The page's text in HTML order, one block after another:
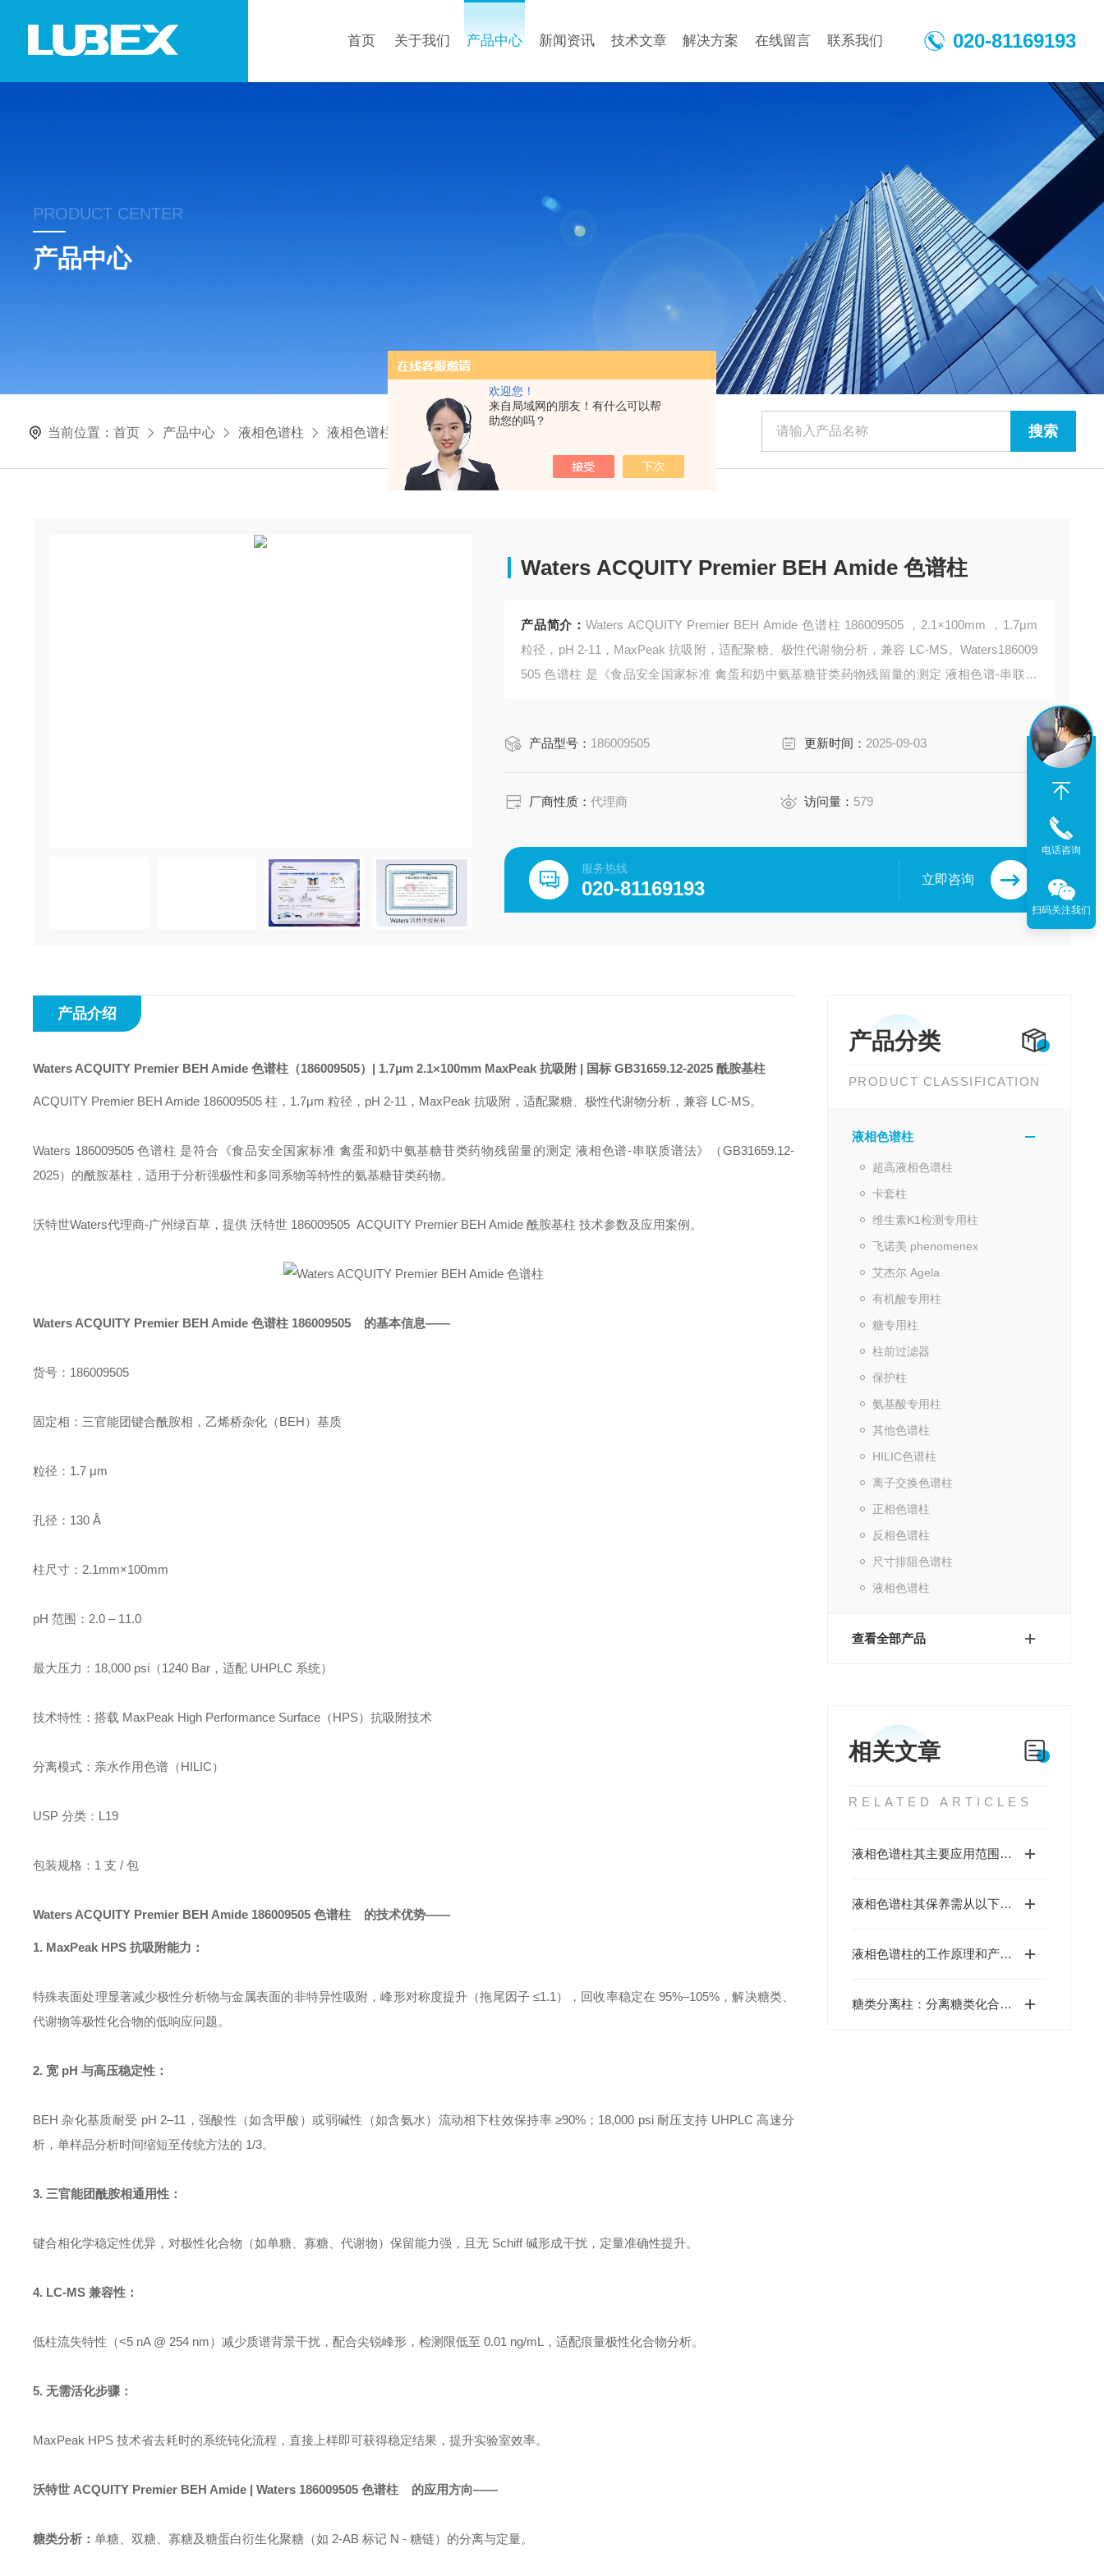
欢迎您！
来自局域网的朋友！有什么可以帮
助您的吗？
首页 关于我们 产品中心 新闻资讯 技术文章 解决方案 在线留言 联系我们 020-81169193
PRODUCT CENTER
产品中心
当前位置： 首页 产品中心 液相色谱柱 液相色谱柱 186009505Waters ACQUITY Premier BEH Amide 色谱柱
Waters ACQUITY Premier BEH Amide 色谱柱
产品简介：Waters ACQUITY Premier BEH Amide 色谱柱 186009505 ，2.1×100mm ，1.7μm
粒径，pH 2-11，MaxPeak 抗吸附，适配聚糖、极性代谢物分析，兼容 LC-MS。Waters186009
505 色谱柱 是《食品安全国家标准 禽蛋和奶中氨基糖苷类药物残留量的测定 液相色谱-串联质
产品型号： 186009505 更新时间： 2025-09-03
厂商性质：代理商 访问量： 579
服务热线
020-81169193 立即咨询
产品分类
PRODUCT CLASSIFICATION
液相色谱柱
超高液相色谱柱
卡套柱
维生素K1检测专用柱
飞诺美 phenomenex
艾杰尔 Agela
有机酸专用柱
糖专用柱
柱前过滤器
保护柱
氨基酸专用柱
其他色谱柱
HILIC色谱柱
离子交换色谱柱
正相色谱柱
反相色谱柱
尺寸排阻色谱柱
液相色谱柱
查看全部产品
相关文章
RELATED ARTICLES
液相色谱柱其主要应用范围可以归纳为以下几个核心领域
液相色谱柱其保养需从以下方面入手
液相色谱柱的工作原理和产品特点介绍
糖类分离柱：分离糖类化合物的色谱柱
产品介绍
Waters ACQUITY Premier BEH Amide 色谱柱 （186009505）| 1.7μm 2.1×100mm MaxPeak 抗吸附 | 国标 GB31659.12-2025 酰胺基柱
ACQUITY Premier BEH Amide 186009505 柱，1.7μm 粒径，pH 2-11，MaxPeak 抗吸附，适配聚糖、极性代谢物分析，兼容 LC-MS。
Waters 186009505 色谱柱 是符合《食品安全国家标准 禽蛋和奶中氨基糖苷类药物残留量的测定 液相色谱-串联质谱法》（GB31659.12-
2025）的酰胺基柱，适用于分析强极性和多同系物等特性的氨基糖苷类药物。
沃特世Waters代理商-广州绿百草，提供 沃特世 186009505 ACQUITY Premier BEH Amide 酰胺基柱 技术参数及应用案例。
Waters ACQUITY Premier BEH Amide 色谱柱 186009505 的基本信息——
货号：186009505
固定相：三官能团键合酰胺相，乙烯桥杂化（BEH）基质
粒径：1.7 μm
孔径：130 Å
柱尺寸：2.1mm×100mm
pH 范围：2.0 – 11.0
最大压力：18,000 psi（1240 Bar，适配 UHPLC 系统）
技术特性：搭载 MaxPeak High Performance Surface（HPS）抗吸附技术
分离模式：亲水作用色谱（HILIC）
USP 分类：L19
包装规格：1 支 / 包
Waters ACQUITY Premier BEH Amide 186009505 色谱柱 的技术优势——
1. MaxPeak HPS 抗吸附能力：
特殊表面处理显著减少极性分析物与金属表面的非特异性吸附，峰形对称度提升（拖尾因子 ≤1.1），回收率稳定在 95%–105%，解决糖类、
代谢物等极性化合物的低响应问题。
2. 宽 pH 与高压稳定性：
BEH 杂化基质耐受 pH 2–11，强酸性（如含甲酸）或弱碱性（如含氨水）流动相下柱效保持率 ≥90%；18,000 psi 耐压支持 UHPLC 高速分
析，单样品分析时间缩短至传统方法的 1/3。
3. 三官能团酰胺相通用性：
键合相化学稳定性优异，对极性化合物（如单糖、寡糖、代谢物）保留能力强，且无 Schiff 碱形成干扰，定量准确性提升。
4. LC-MS 兼容性：
低柱流失特性（<5 nA @ 254 nm）减少质谱背景干扰，配合尖锐峰形，检测限低至 0.01 ng/mL，适配痕量极性化合物分析。
5. 无需活化步骤：
MaxPeak HPS 技术省去耗时的系统钝化流程，直接上样即可获得稳定结果，提升实验室效率。
沃特世 ACQUITY Premier BEH Amide | Waters 186009505 色谱柱 的应用方向——
糖类分析： 单糖、双糖、寡糖及糖蛋白衍生化聚糖（如 2-AB 标记 N - 糖链）的分离与定量。
电话咨询
扫码关注我们